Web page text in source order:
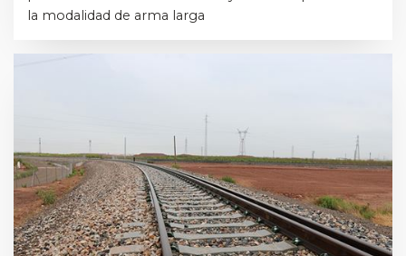
la modalidad de arma larga